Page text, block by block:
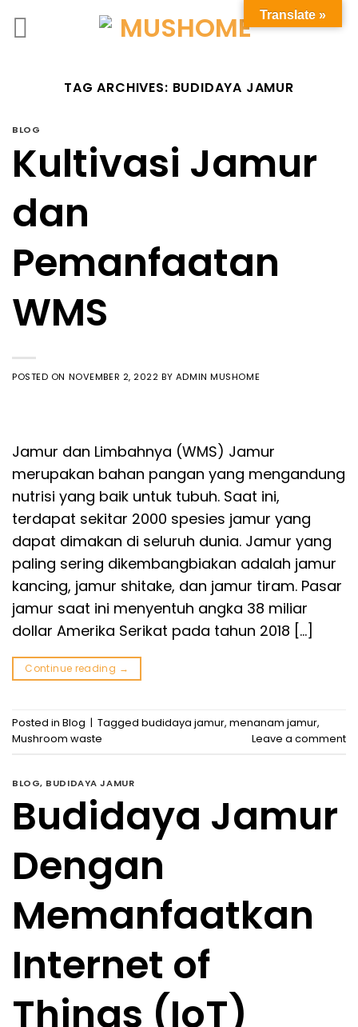
TAG ARCHIVES: BUDIDAYA JAMUR
BLOG
Kultivasi Jamur
dan
Pemanfaatan
WMS
POSTED ON NOVEMBER 2, 2022 BY ADMIN MUSHOME
Jamur dan Limbahnya (WMS) Jamur
merupakan bahan pangan yang mengandung
nutrisi yang baik untuk tubuh. Saat ini,
terdapat sekitar 2000 spesies jamur yang
dapat dimakan di seluruh dunia. Jamur yang
paling sering dikembangbiakan adalah jamur
kancing, jamur shitake, dan jamur tiram. Pasar
jamur saat ini menyentuh angka 38 miliar
dollar Amerika Serikat pada tahun 2018 […]
Continue reading →
Posted in Blog | Tagged budidaya jamur, menanam jamur,
Mushroom waste
Leave a comment
BLOG, BUDIDAYA JAMUR
Budidaya Jamur
Dengan
Memanfaatkan
Internet of
Things (IoT)
Translate »